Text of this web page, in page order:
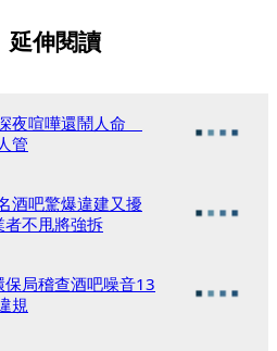
延伸閱讀
夜喧嘩還鬧人命
管
酒吧驚爆違建又擾
不甩將強拆
局稽查酒吧噪音13
規